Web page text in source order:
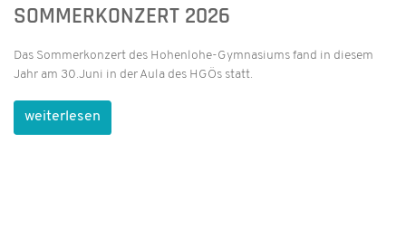
SOMMERKONZERT 2026
Das Sommerkonzert des Hohenlohe-Gymnasiums fand in diesem
Jahr am 30.Juni in der Aula des HGÖs statt.
weiterlesen